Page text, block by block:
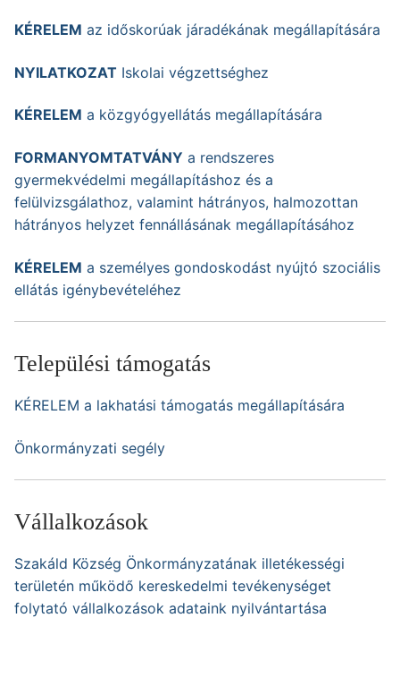
KÉRELEM az időskorúak járadékának megállapítására
NYILATKOZAT Iskolai végzettséghez
KÉRELEM a közgyógyellátás megállapítására
FORMANYOMTATVÁNY a rendszeres
gyermekvédelmi megállapításhoz és a
felülvizsgálathoz, valamint hátrányos, halmozottan
hátrányos helyzet fennállásának megállapításához
KÉRELEM a személyes gondoskodást nyújtó szociális
ellátás igénybevételéhez
Települési támogatás
KÉRELEM a lakhatási támogatás megállapítására
Önkormányzati segély
Vállalkozások
Szakáld Község Önkormányzatának illetékességi
területén működő kereskedelmi tevékenységet
folytató vállalkozások adataink nyilvántartása